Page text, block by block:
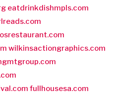
eatdrinkdishmpls.com
wilkinsactiongraphics.com
fullhousesa.com